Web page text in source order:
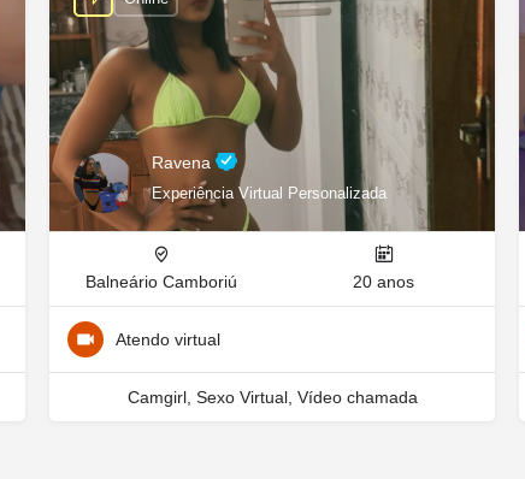
Ravena
Experiência Virtual Personalizada
Balneário Camboriú 20 anos
Atendo virtual
Camgirl, Sexo Virtual, Vídeo chamada